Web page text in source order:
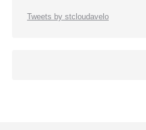
Tweets by stcloudavelo